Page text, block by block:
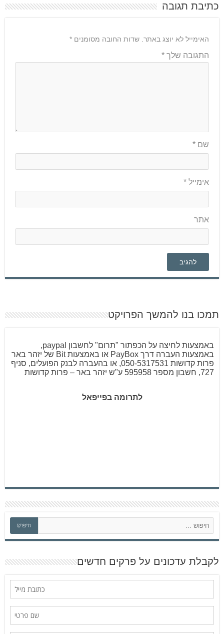
כתיבת תגובה
האימייל לא יוצג באתר. שדות החובה מסומנים *
התגובה שלך *
שם *
אימייל *
אתר
תמכו בנו להמשך הפרויקט
באמצעות לחיצה על הכפתור "תרום" לחשבון paypal,
באמצעות העברה דרך PayBox או באמצעות Bit של יזהר באר
פרות קדושות 050-5317531, או בהעברה לבנק הפועלים, סניף
727, חשבון מספר 595958 ע"ש יזהר באר – פרות קדושות
לתרומה בפייפאל
פ
ש
חיפוש
לקבלת עדכונים על פרקים חדשים